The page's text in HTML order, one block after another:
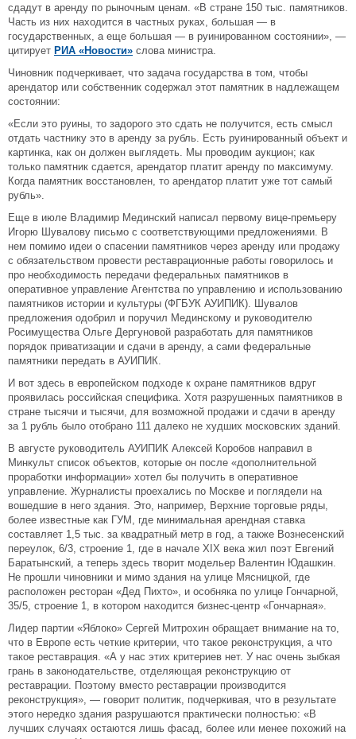
сдадут в аренду по рыночным ценам. «В стране 150 тыс. памятников.
Часть из них находится в частных руках, большая — в
государственных, а еще большая — в руинированном состоянии», —
цитирует РИА «Новости» слова министра.
Чиновник подчеркивает, что задача государства в том, чтобы
арендатор или собственник содержал этот памятник в надлежащем
состоянии:
«Если это руины, то задорого это сдать не получится, есть смысл
отдать частнику это в аренду за рубль. Есть руинированный объект и
картинка, как он должен выглядеть. Мы проводим аукцион; как
только памятник сдается, арендатор платит аренду по максимуму.
Когда памятник восстановлен, то арендатор платит уже тот самый
рубль».
Еще в июле Владимир Мединский написал первому вице-премьеру
Игорю Шувалову письмо с соответствующими предложениями. В
нем помимо идеи о спасении памятников через аренду или продажу
с обязательством провести реставрационные работы говорилось и
про необходимость передачи федеральных памятников в
оперативное управление Агентства по управлению и использованию
памятников истории и культуры (ФГБУК АУИПИК). Шувалов
предложения одобрил и поручил Мединскому и руководителю
Росимущества Ольге Дергуновой разработать для памятников
порядок приватизации и сдачи в аренду, а сами федеральные
памятники передать в АУИПИК.
И вот здесь в европейском подходе к охране памятников вдруг
проявилась российская специфика. Хотя разрушенных памятников в
стране тысячи и тысячи, для возможной продажи и сдачи в аренду
за 1 рубль было отобрано 111 далеко не худших московских зданий.
В августе руководитель АУИПИК Алексей Коробов направил в
Минкульт список объектов, которые он после «дополнительной
проработки информации» хотел бы получить в оперативное
управление. Журналисты проехались по Москве и поглядели на
вошедшие в него здания. Это, например, Верхние торговые ряды,
более известные как ГУМ, где минимальная арендная ставка
составляет 1,5 тыс. за квадратный метр в год, а также Вознесенский
переулок, 6/3, строение 1, где в начале XIX века жил поэт Евгений
Баратынский, а теперь здесь творит модельер Валентин Юдашкин.
Не прошли чиновники и мимо здания на улице Мясницкой, где
расположен ресторан «Дед Пихто», и особняка по улице Гончарной,
35/5, строение 1, в котором находится бизнес-центр «Гончарная».
Лидер партии «Яблоко» Сергей Митрохин обращает внимание на то,
что в Европе есть четкие критерии, что такое реконструкция, а что
такое реставрация. «А у нас этих критериев нет. У нас очень зыбкая
грань в законодательстве, отделяющая реконструкцию от
реставрации. Поэтому вместо реставрации производится
реконструкция», — говорит политик, подчеркивая, что в результате
этого нередко здания разрушаются практически полностью: «В
лучших случаях остаются лишь фасад, более или менее похожий на